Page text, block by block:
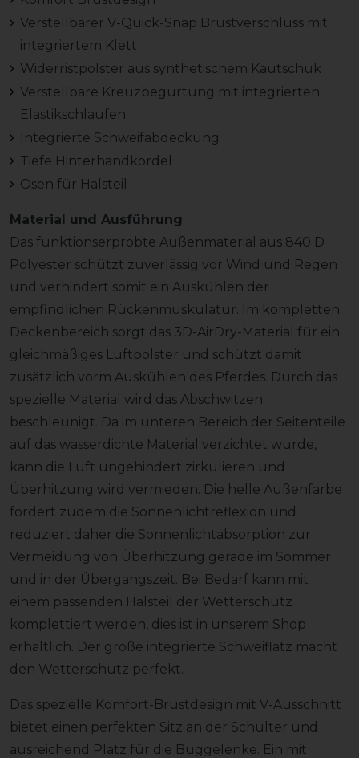
Verstellbarer V-Quick-Snap Brustverschluss mit
integriertem Klett
Widerristpolster aus synthetischem Kautschuk
Verstellbare Kreuzbegurtung mit integrierten
Elastikschlaufen
Integrierte Schweifabdeckung
Tiefe Hinterhandkordel
Ösen für Halsteil
Material und Ausführung
Das funktionserprobte Außenmaterial aus 840 D
Polyester schützt zuverlässig vor Wind und Regen
und verhindert somit ein Auskühlen der
empfindlichen Rückenmuskulatur. Im kompletten
Deckenbereich sorgt das 3D-AirDry-Material für ein
gleichmäßiges Luftpolster und schützt damit
zusätzlich vorm Auskühlen des Pferdes. Durch das
spezielle Material wird das Abschwitzen
beschleunigt. Da im unteren Bereich der Seitenteile
auf das wasserdichte Material verzichtet wurde,
kann die Luft ungehindert zirkulieren und
Überhitzung wird vermieden. Die helle Außenfarbe
fördert zudem die Sonnenlichtreflexion und
reduziert daher die Sonnenlichtabsorption zur
Vermeidung von Überhitzung gerade im Sommer
und in der Übergangszeit. Bei Bedarf kann mit
einem passenden Halsteil der Wetterschutz
komplettiert werden, dies ist in unserem Shop
erhältlich. Der große integrierte Schweiflatz macht
den Wetterschutz perfekt.
Das spezielle Komfort-Brustdesign mit V-Ausschnitt
bietet einen perfekten Sitz an der Schulter und
ausreichend Platz für die Buggelenke. Ein mit